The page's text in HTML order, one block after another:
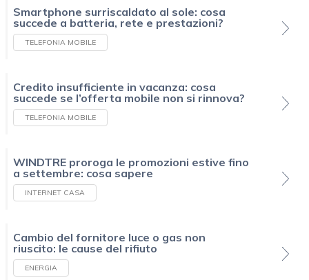
Smartphone surriscaldato al sole: cosa
succede a batteria, rete e prestazioni?
TELEFONIA MOBILE
Credito insufficiente in vacanza: cosa
succede se l’offerta mobile non si rinnova?
TELEFONIA MOBILE
WINDTRE proroga le promozioni estive fino
a settembre: cosa sapere
INTERNET CASA
Cambio del fornitore luce o gas non
riuscito: le cause del rifiuto
ENERGIA